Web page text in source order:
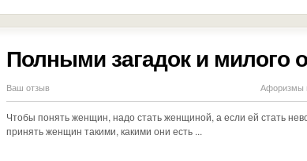
Полными загадок и милого
Ваш отзыв Афоризмы
Чтобы понять женщин, надо стать женщиной, а если ей стать
принять женщин такими, какими они есть ...